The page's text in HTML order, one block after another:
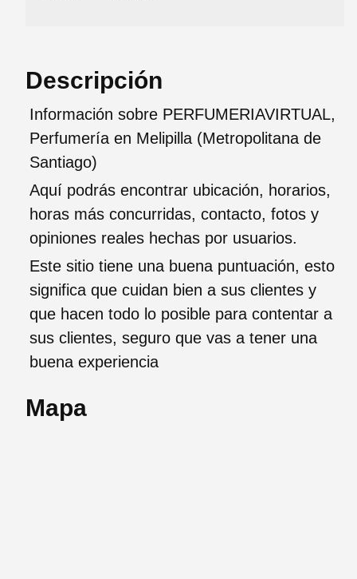
Descripción
Información sobre PERFUMERIAVIRTUAL,
Perfumería en Melipilla (Metropolitana de
Santiago)
Aquí podrás encontrar ubicación, horarios,
horas más concurridas, contacto, fotos y
opiniones reales hechas por usuarios.
Este sitio tiene una buena puntuación, esto
significa que cuidan bien a sus clientes y
que hacen todo lo posible para contentar a
sus clientes, seguro que vas a tener una
buena experiencia
Mapa